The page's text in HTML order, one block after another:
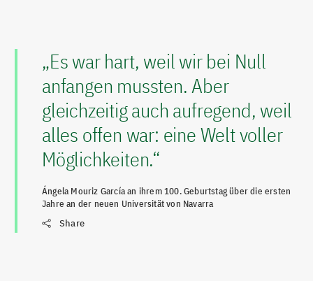
„Es war hart, weil wir bei Null
anfangen mussten. Aber
gleichzeitig auch aufregend, weil
alles offen war: eine Welt voller
Möglichkeiten.“
Ángela Mouriz García an ihrem 100. Geburtstag über die ersten
Jahre an der neuen Universität von Navarra
Share